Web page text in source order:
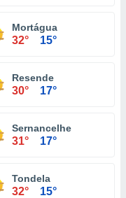
Mortágua
32° 15°
Resende
30° 17°
Sernancelhe
31° 17°
Tondela
32° 15°